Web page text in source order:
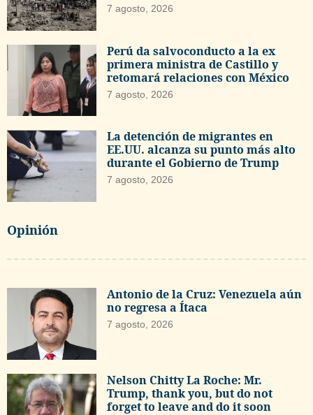
7 agosto, 2026
Perú da salvoconducto a la ex
primera ministra de Castillo y
retomará relaciones con México
7 agosto, 2026
La detención de migrantes en
EE.UU. alcanza su punto más alto
durante el Gobierno de Trump
7 agosto, 2026
Opinión
Antonio de la Cruz: Venezuela aún
no regresa a Ítaca
7 agosto, 2026
Nelson Chitty La Roche: Mr.
Trump, thank you, but do not
forget to leave and do it soon